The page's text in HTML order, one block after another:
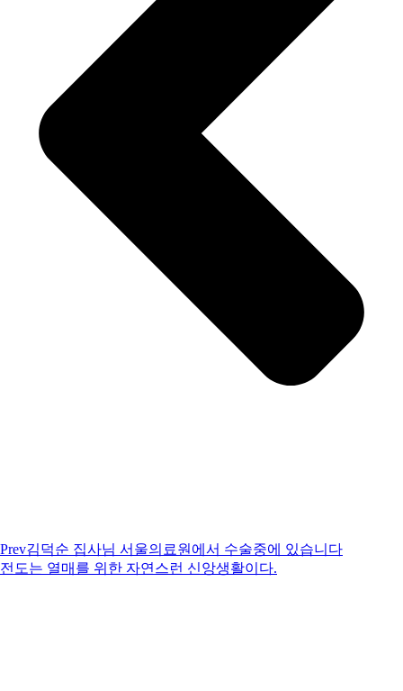
Prev김덕순 집사님 서울의료원에서 수술중에 있습니다
전도는 열매를 위한 자연스런 신앙생활이다.